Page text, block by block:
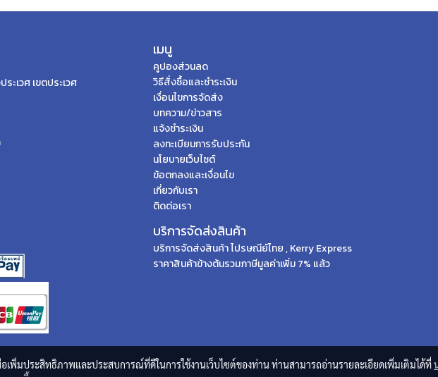
ะเวศ เขตประเวศ
เมนู
คูปองส่วนลด
วิธีสั่งซื้อและชำระเงิน
เงื่อนไขการจัดส่ง
บทความ/ข่าวสาร
แจ้งชำระเงิน
ลงทะเบียนการรับประกัน
นโยบายเว็บไซต์
ข้อตกลงและเงื่อนไข
เกี่ยวกับเรา
ติดต่อเรา
บริการจัดส่งสินค้า
บริการจัดส่งสินค้า ไปรษณีย์ไทย , Kerry Express
ราคาสินค้าข้างต้นรวมภาษีมูลค่าเพิ่ม 7% แล้ว
อเพิ่มประสิทธิภาพและประสบการณ์ที่ดีในการใช้งานเว็บไซต์ของท่าน ท่านสามารถอ่านรายละเอียดเพิ่มเติมได้ที่